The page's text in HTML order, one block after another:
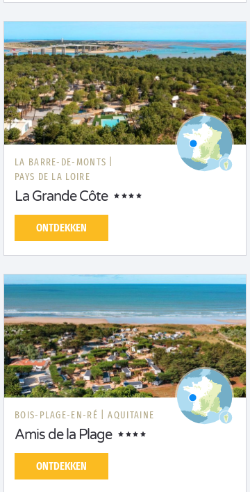
LA BARRE-DE-MONTS |
PAYS DE LA LOIRE
La Grande Côte
ONTDEKKEN
BOIS-PLAGE-EN-RÉ | AQUITAINE
Amis de la Plage
ONTDEKKEN